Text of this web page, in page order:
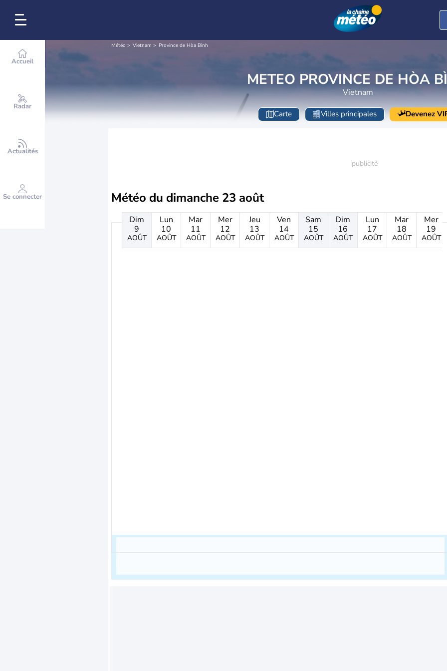
Accueil
Radar
Actualités
Se connecter
Météo Vietnam Province de Hòa Bình
METEO PROVINCE DE HÒA
Vietnam
Carte Villes principales Devenez
Météo du dimanche 23 août
Dim
9
AOÛT
Lun
10
AOÛT
Mar
11
AOÛT
Mer
12
AOÛT
Jeu
13
AOÛT
Ven
14
AOÛT
Sam
15
AOÛT
Dim
16
AOÛT
Lun
17
AOÛT
Mar
18
AOÛT
Mer
19
AOÛT